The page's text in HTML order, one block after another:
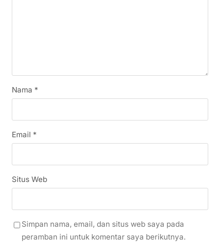
Nama *
Email *
Situs Web
Simpan nama, email, dan situs web saya pada
peramban ini untuk komentar saya berikutnya.